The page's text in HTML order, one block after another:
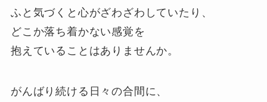
ふと気づくと心がざわざわしていたり、
どこか落ち着かない感覚を
抱えていることはありませんか。
がんばり続ける日々の合間に、